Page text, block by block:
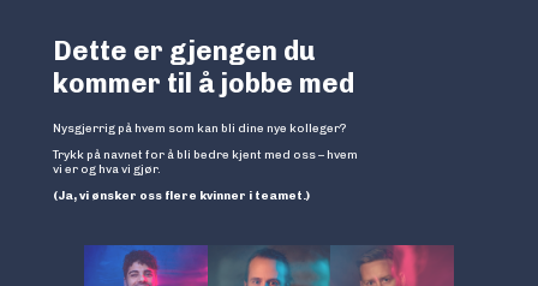
Dette er gjengen du
kommer til å jobbe med
Nysgjerrig på hvem som kan bli dine nye kolleger?
Trykk på navnet for å bli bedre kjent med oss – hvem
vi er og hva vi gjør.
(Ja, vi ønsker oss flere kvinner i teamet.)